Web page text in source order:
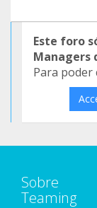
Este foro
Managers
Para poder
Sobre
Teaming